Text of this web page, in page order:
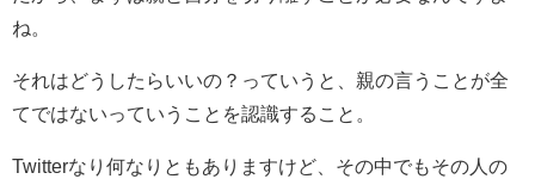
ね。
それはどうしたらいいの？っていうと、親の言うことが全
てではないっていうことを認識すること。
Twitterなり何なりともありますけど、その中でもその人の